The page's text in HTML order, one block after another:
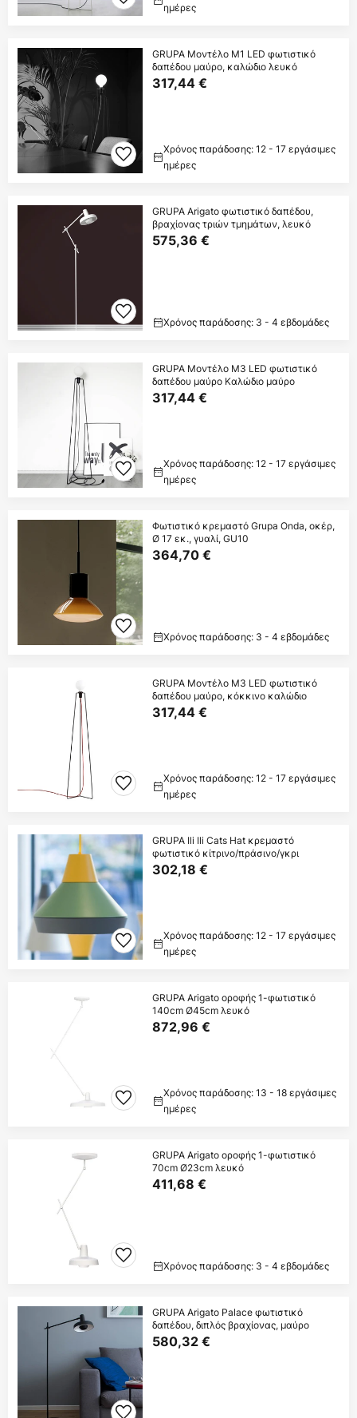
ημέρες
GRUPA Μοντέλο M1 LED φωτιστικό
δαπέδου μαύρο, καλώδιο λευκό
317,44 €
Χρόνος παράδοσης: 12 - 17 εργάσιμες
ημέρες
GRUPA Arigato φωτιστικό δαπέδου,
βραχίονας τριών τμημάτων, λευκό
575,36 €
Χρόνος παράδοσης: 3 - 4 εβδομάδες
GRUPA Μοντέλο M3 LED φωτιστικό
δαπέδου μαύρο Καλώδιο μαύρο
317,44 €
Χρόνος παράδοσης: 12 - 17 εργάσιμες
ημέρες
Φωτιστικό κρεμαστό Grupa Onda, οκέρ,
Ø 17 εκ., γυαλί, GU10
364,70 €
Χρόνος παράδοσης: 3 - 4 εβδομάδες
GRUPA Μοντέλο M3 LED φωτιστικό
δαπέδου μαύρο, κόκκινο καλώδιο
317,44 €
Χρόνος παράδοσης: 12 - 17 εργάσιμες
ημέρες
GRUPA Ili Ili Cats Hat κρεμαστό
φωτιστικό κίτρινο/πράσινο/γκρι
302,18 €
Χρόνος παράδοσης: 12 - 17 εργάσιμες
ημέρες
GRUPA Arigato οροφής 1-φωτιστικό
140cm Ø45cm λευκό
872,96 €
Χρόνος παράδοσης: 13 - 18 εργάσιμες
ημέρες
GRUPA Arigato οροφής 1-φωτιστικό
70cm Ø23cm λευκό
411,68 €
Χρόνος παράδοσης: 3 - 4 εβδομάδες
GRUPA Arigato Palace φωτιστικό
δαπέδου, διπλός βραχίονας, μαύρο
580,32 €